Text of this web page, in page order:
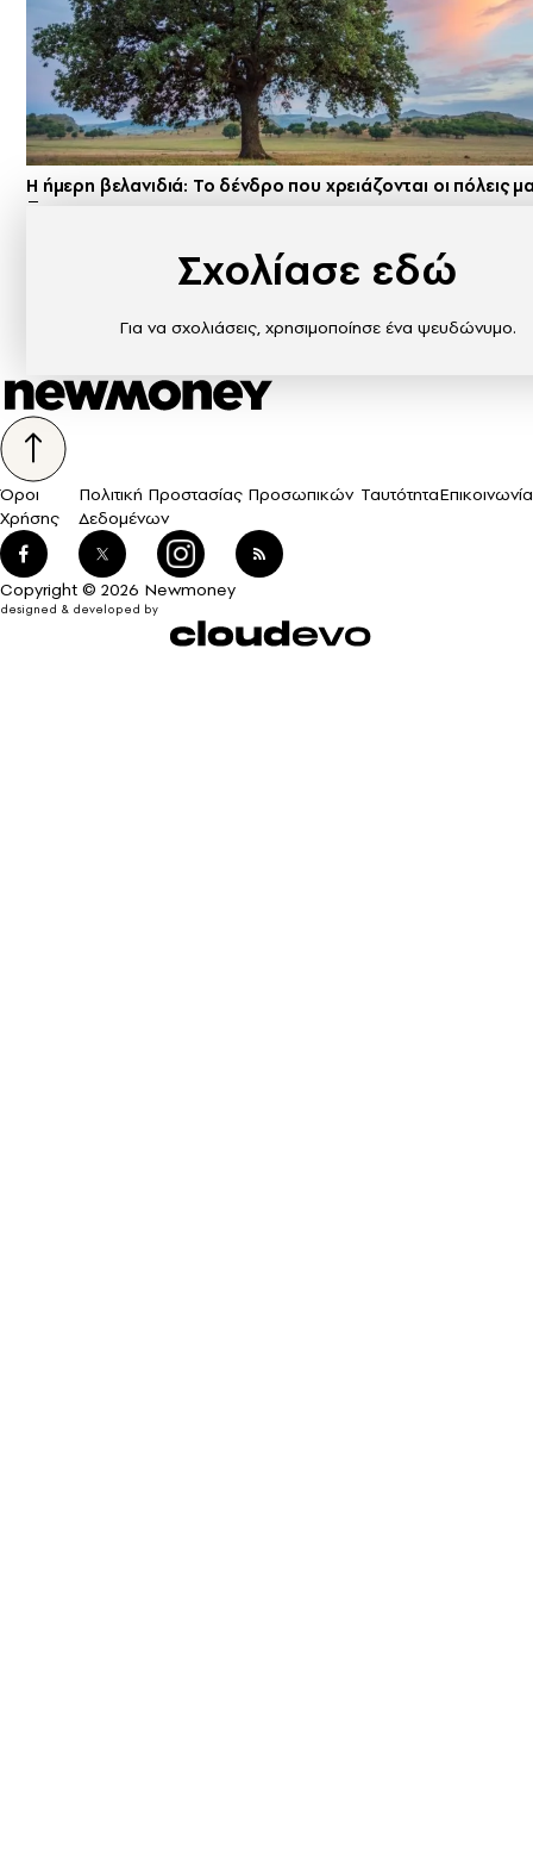
Η ήμερη βελανιδιά: Το δένδρο που χρειάζονται οι πόλεις
Σχολίασε εδώ
Για να σχολιάσεις, χρησιμοποίησε ένα ψευδώνυμο.
Όροι
Χρήσης
Πολιτική Προστασίας Προσωπικών
Δεδομένων
ΤαυτότηταΕπικοινωνία
Copyright © 2026 Newmoney
designed & developed by